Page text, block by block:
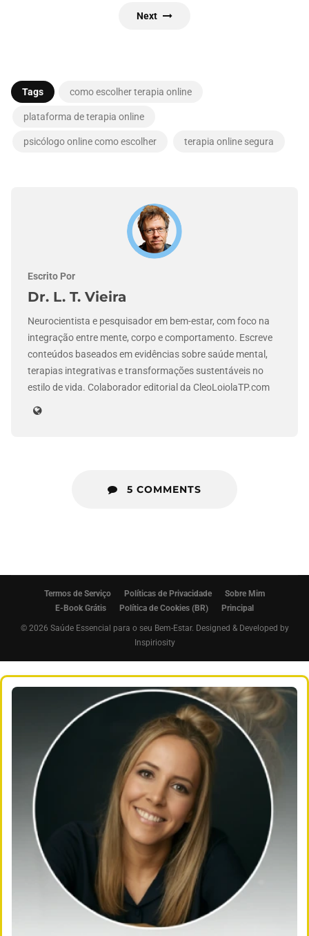
Next
Tags como escolher terapia online
plataforma de terapia online
psicólogo online como escolher terapia online segura
Escrito Por
Dr. L. T. Vieira
Neurocientista e pesquisador em bem-estar, com foco na
integração entre mente, corpo e comportamento. Escreve
conteúdos baseados em evidências sobre saúde mental,
terapias integrativas e transformações sustentáveis no
estilo de vida. Colaborador editorial da CleoLoiolaTP.com
5 COMMENTS
Termos de Serviço Políticas de Privacidade
Sobre Mim
E-Book Grátis
Política de Cookies (BR) Principal
© 2026 Saúde Essencial para o seu Bem-Estar. Designed & Developed by
Inspiriosity